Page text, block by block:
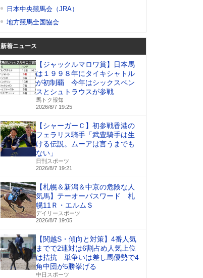
日本中央競馬会（JRA）
地方競馬全国協会
新着ニュース
【ジャックルマロワ賞】日本馬
は１９９８年にタイキシャトル
が初制覇 今年はシックスペン
スとシュトラウスが参戦
馬トク報知
2026/8/7 19:25
【シャーガーＣ】初参戦香港の
フェラリス騎手「武豊騎手は生
ける伝説。ムーアは言うまでも
ない」
日刊スポーツ
2026/8/7 19:21
【札幌＆新潟＆中京の危険な人
気馬】テーオーパスワード 札
幌11Ｒ・エルムＳ
デイリースポーツ
2026/8/7 19:05
【関越S・傾向と対策】4番人気
までで2連対は6割占め人気上位
は拮抗 単争いは差し馬優勢で4
角中団が5勝挙げる
中日スポーツ